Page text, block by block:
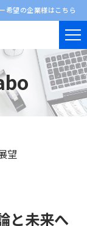
希望の企業様はこちら
望
と未来へ